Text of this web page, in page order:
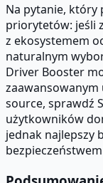
Na pytanie, który
priorytetów: jeśli
z ekosystemem
naturalnym
Driver Booster
source, sprawdź
użytkowników
jednak najlepszy